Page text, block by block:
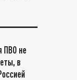
ПВО не
в